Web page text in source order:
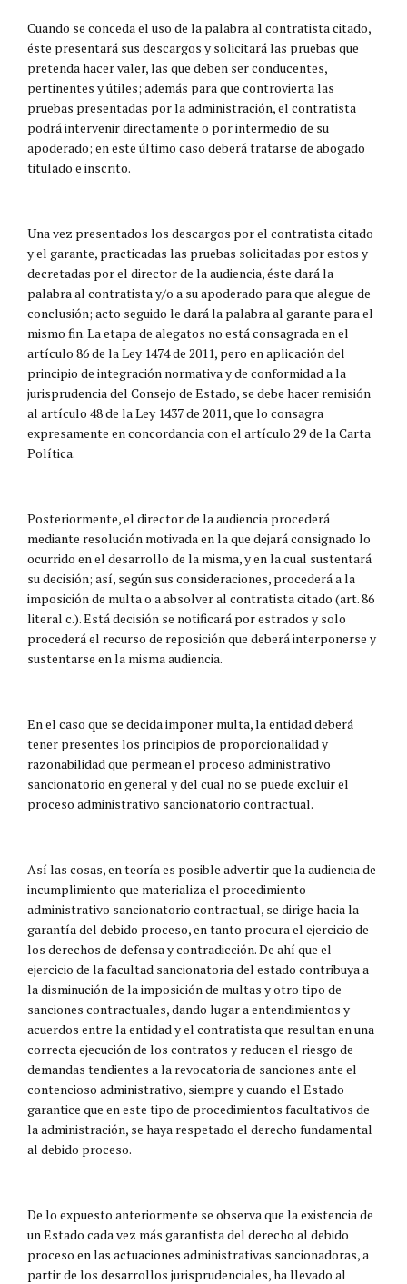
Cuando se conceda el uso de la palabra al contratista citado,
éste presentará sus descargos y solicitará las pruebas que
pretenda hacer valer, las que deben ser conducentes,
pertinentes y útiles; además para que controvierta las
pruebas presentadas por la administración, el contratista
podrá intervenir directamente o por intermedio de su
apoderado; en este último caso deberá tratarse de abogado
titulado e inscrito.
Una vez presentados los descargos por el contratista citado
y el garante, practicadas las pruebas solicitadas por estos y
decretadas por el director de la audiencia, éste dará la
palabra al contratista y/o a su apoderado para que alegue de
conclusión; acto seguido le dará la palabra al garante para el
mismo fin. La etapa de alegatos no está consagrada en el
artículo 86 de la Ley 1474 de 2011, pero en aplicación del
principio de integración normativa y de conformidad a la
jurisprudencia del Consejo de Estado, se debe hacer remisión
al artículo 48 de la Ley 1437 de 2011, que lo consagra
expresamente en concordancia con el artículo 29 de la Carta
Política.
Posteriormente, el director de la audiencia procederá
mediante resolución motivada en la que dejará consignado lo
ocurrido en el desarrollo de la misma, y en la cual sustentará
su decisión; así, según sus consideraciones, procederá a la
imposición de multa o a absolver al contratista citado (art. 86
literal c.). Está decisión se notificará por estrados y solo
procederá el recurso de reposición que deberá interponerse y
sustentarse en la misma audiencia.
En el caso que se decida imponer multa, la entidad deberá
tener presentes los principios de proporcionalidad y
razonabilidad que permean el proceso administrativo
sancionatorio en general y del cual no se puede excluir el
proceso administrativo sancionatorio contractual.
Así las cosas, en teoría es posible advertir que la audiencia de
incumplimiento que materializa el procedimiento
administrativo sancionatorio contractual, se dirige hacia la
garantía del debido proceso, en tanto procura el ejercicio de
los derechos de defensa y contradicción. De ahí que el
ejercicio de la facultad sancionatoria del estado contribuya a
la disminución de la imposición de multas y otro tipo de
sanciones contractuales, dando lugar a entendimientos y
acuerdos entre la entidad y el contratista que resultan en una
correcta ejecución de los contratos y reducen el riesgo de
demandas tendientes a la revocatoria de sanciones ante el
contencioso administrativo, siempre y cuando el Estado
garantice que en este tipo de procedimientos facultativos de
la administración, se haya respetado el derecho fundamental
al debido proceso.
De lo expuesto anteriormente se observa que la existencia de
un Estado cada vez más garantista del derecho al debido
proceso en las actuaciones administrativas sancionadoras, a
partir de los desarrollos jurisprudenciales, ha llevado al